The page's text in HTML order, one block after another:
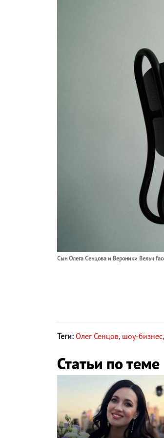
Cын Олега Сенцова и Вероники Вельч
Теги: Олег Сенцов, шоу-бизнес,
Статьи по теме